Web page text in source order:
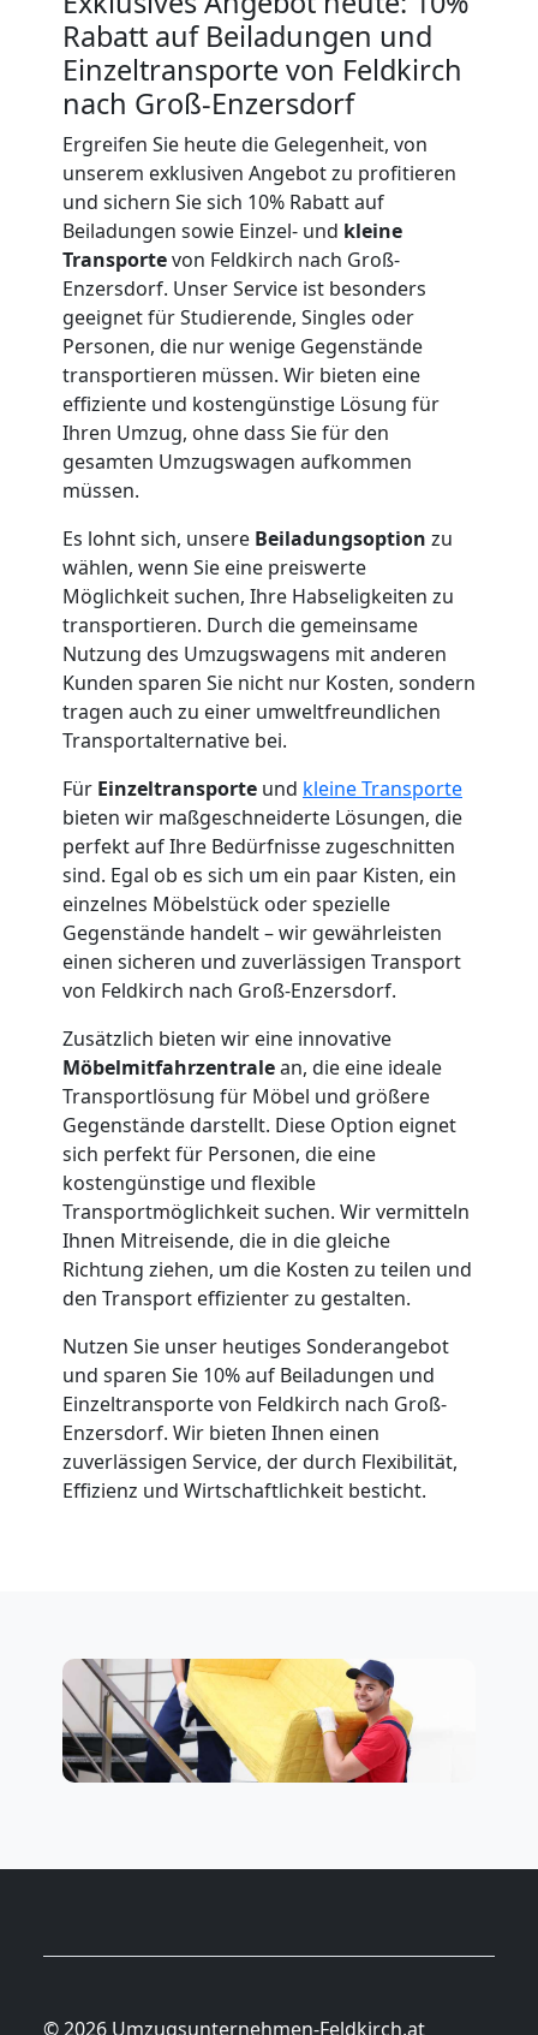
Rabatt auf Beiladungen und
Einzeltransporte von Feldkirch
nach Groß-Enzersdorf
Ergreifen Sie heute die Gelegenheit, von
unserem exklusiven Angebot zu profitieren
und sichern Sie sich 10% Rabatt auf
Beiladungen sowie Einzel- und kleine
Transportevon Feldkirch nach Groß-
Enzersdorf. Unser Service ist besonders
geeignet für Studierende, Singles oder
Personen, die nur wenige Gegenstände
transportieren müssen. Wir bieten eine
effiziente und kostengünstige Lösung für
Ihren Umzug, ohne dass Sie für den
gesamten Umzugswagen aufkommen
müssen.
Es lohnt sich, unsere Beiladungsoption zu
wählen, wenn Sie eine preiswerte
Möglichkeit suchen, Ihre Habseligkeiten zu
transportieren. Durch die gemeinsame
Nutzung des Umzugswagens mit anderen
Kunden sparen Sie nicht nur Kosten, sondern
tragen auch zu einer umweltfreundlichen
Transportalternative bei.
Für Einzeltransporte und kleine Transporte
bieten wir maßgeschneiderte Lösungen, die
perfekt auf Ihre Bedürfnisse zugeschnitten
sind. Egal ob es sich um ein paar Kisten, ein
einzelnes Möbelstück oder spezielle
Gegenstände handelt – wir gewährleisten
einen sicheren und zuverlässigen Transport
von Feldkirch nach Groß-Enzersdorf.
Zusätzlich bieten wir eine innovative
Möbelmitfahrzentralean, die eine ideale
Transportlösung für Möbel und größere
Gegenstände darstellt. Diese Option eignet
sich perfekt für Personen, die eine
kostengünstige und flexible
Transportmöglichkeit suchen. Wir vermitteln
Ihnen Mitreisende, die in die gleiche
Richtung ziehen, um die Kosten zu teilen und
den Transport effizienter zu gestalten.
Nutzen Sie unser heutiges Sonderangebot
und sparen Sie 10% auf Beiladungen und
Einzeltransporte von Feldkirch nach Groß-
Enzersdorf. Wir bieten Ihnen einen
zuverlässigen Service, der durch Flexibilität,
Effizienz und Wirtschaftlichkeit besticht.
© 2026 Umzugsunternehmen-Feldkirch.at
Internationaler
Umzug
Nationaler
Umzug